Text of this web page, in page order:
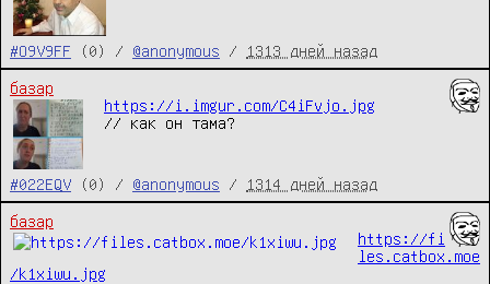
#O9V9FF (0) / @anonymous / 1313 дней назад
базар
https://i.imgur.com/C4iFvjo.jpg
// как он тама?
#022EQV (0) / @anonymous / 1314 дней назад
базар
https://fi
les.catbox.moe
/k1xiwu.jpg